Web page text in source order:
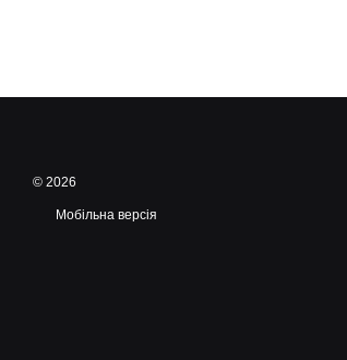
© 2026
Мобільна версія